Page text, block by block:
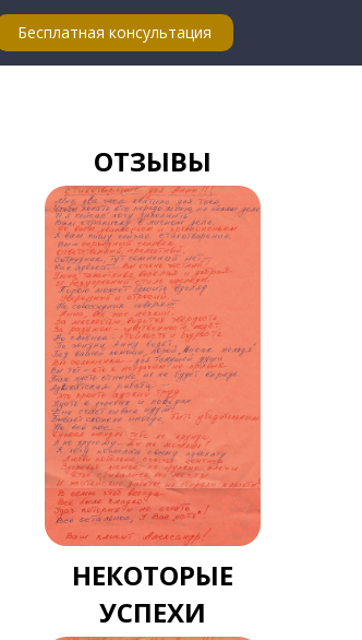
Бесплатная консультация
ОТЗЫВЫ
НЕКОТОРЫЕ
УСПЕХИ